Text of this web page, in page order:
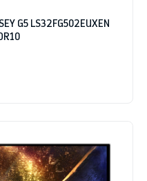
G5 LS32FG502EUXEN